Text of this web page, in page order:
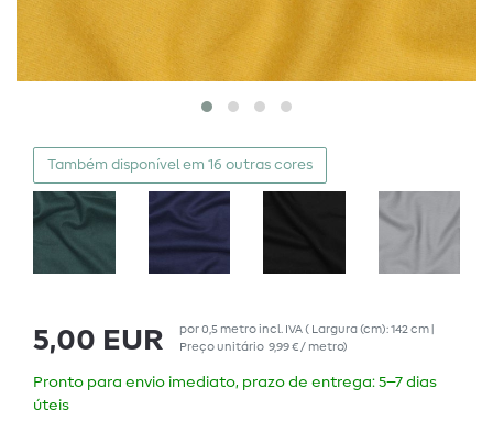
Também disponível em 16 outras cores
5,00 EUR por0,5 metroincl. IVA( Largura (cm): 142 cm |
Preço unitário 9,99 € / metro)
Pronto para envio imediato, prazo de entrega: 5–7 dias
úteis